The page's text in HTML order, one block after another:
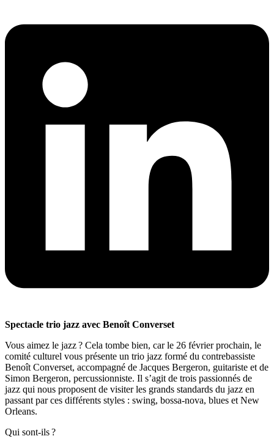
Spectacle trio jazz avec Benoît Converset
Vous aimez le jazz ? Cela tombe bien, car le 26 février prochain, le
comité culturel vous présente un trio jazz formé du contrebassiste
Benoît Converset, accompagné de Jacques Bergeron, guitariste et de
Simon Bergeron, percussionniste. Il s’agit de trois passionnés de
jazz qui nous proposent de visiter les grands standards du jazz en
passant par ces différents styles : swing, bossa-nova, blues et New
Orleans.
Qui sont-ils ?